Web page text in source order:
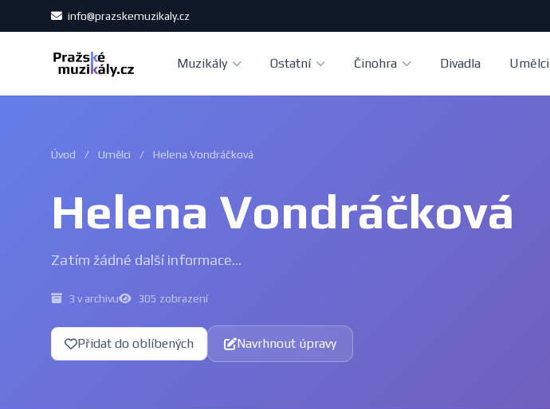
info@prazskemuzikaly.cz
Muzikály Ostatní Činohra Divadla Umělci
Úvod / Umělci / Helena Vondráčková
Helena Vondráčková
Zatím žádné další informace...
3 v archivu 305 zobrazení
Přidat do oblíbených Navrhnout úpravy